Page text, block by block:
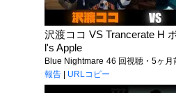
沢渡ココ VS Trancerate H
l's Apple
Blue Nightmare 46 回視聴・5ヶ月
報告
URLコピー